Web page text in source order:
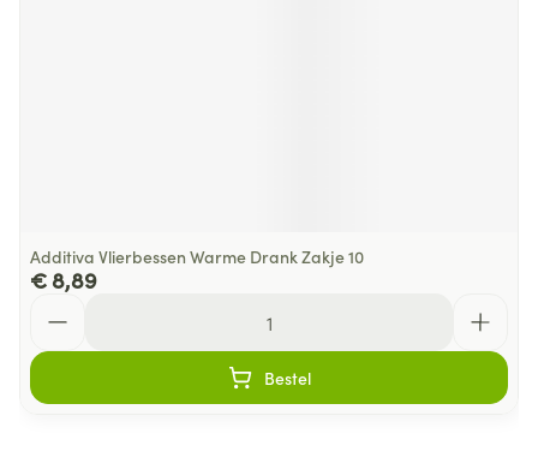
Additiva Vlierbessen Warme Drank Zakje 10
€ 8,89
Bestel